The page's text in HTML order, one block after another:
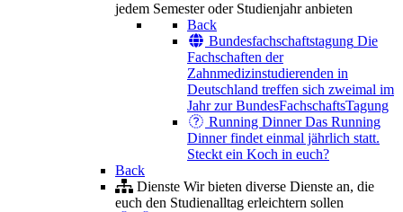
jedem Semester oder Studienjahr anbieten
Back
Bundesfachschaftstagung Die
Fachschaften der
Zahnmedizinstudierenden in
Deutschland treffen sich zweimal im
Jahr zur BundesFachschaftsTagung
Running Dinner Das Running
Dinner findet einmal jährlich statt.
Steckt ein Koch in euch?
Back
Dienste Wir bieten diverse Dienste an, die
euch den Studienalltag erleichtern sollen